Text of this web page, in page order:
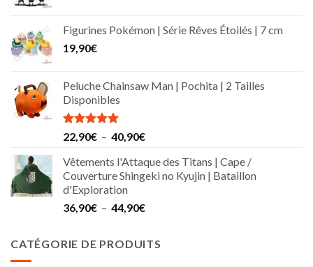
Figurines Pokémon | Série Rêves Étoilés | 7 cm
19,90€
Peluche Chainsaw Man | Pochita | 2 Tailles
Disponibles
Note5.00
sur 5
22,90€ – 40,90€Plage
prix :
22,90€
40,90€
Vêtements l'Attaque des Titans | Cape /
Couverture Shingeki no Kyujin | Bataillon
d'Exploration
36,90€ – 44,90€Plage
36,90€
CATÉGORIE DE PRODUITS